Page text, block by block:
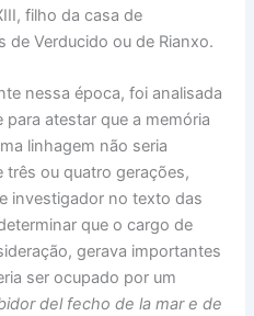
filho da casa de
de Verducido ou de Rianxo.
nessa época, foi analisada
para atestar que a memória
linhagem não seria
ou quatro gerações,
investigador no texto das
que o cargo de
gerava importantes
ser ocupado por um
del fecho de la mar e de